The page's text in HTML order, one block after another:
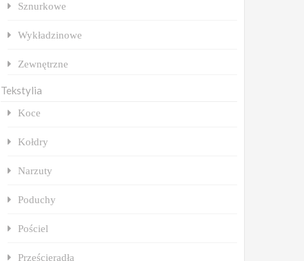
Sznurkowe
Wykładzinowe
Zewnętrzne
Tekstylia
Koce
Kołdry
Narzuty
Poduchy
Pościel
Prześcieradła